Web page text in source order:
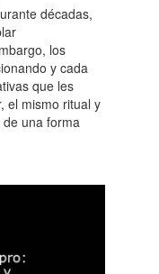
décadas,
los
y cada
que les
el mismo ritual y
una forma